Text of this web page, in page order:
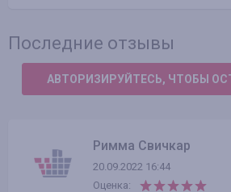
Последние отзывы
АВТОРИЗИРУЙТЕСЬ, ЧТОБЫ
Римма Свичкар
20.09.2022 16:44
Оценка: